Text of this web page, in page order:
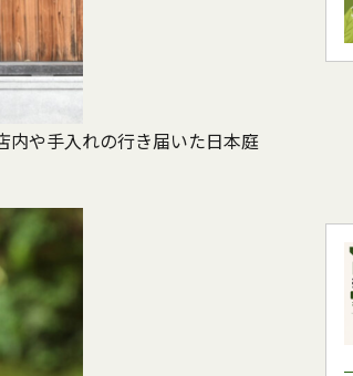
内や手入れの行き届いた日本庭